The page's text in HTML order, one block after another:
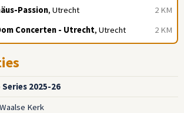
2 KM
Passion, Utrecht
2 KM
Concerten - Utrecht, Utrecht
2025-26
Kerk